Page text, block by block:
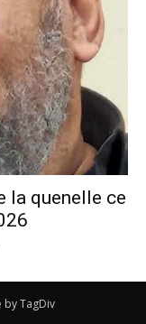
la quenelle ce
TagDiv